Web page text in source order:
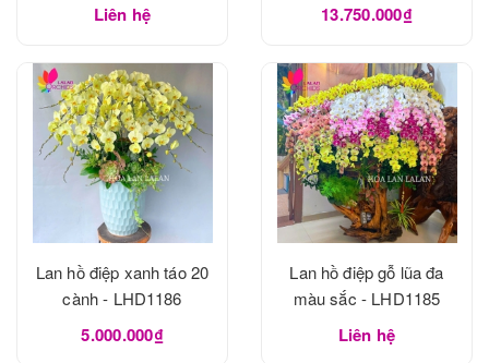
Liên hệ 13.750.000₫
Lan hồ điệp xanh táo 20
cành - LHD1186
5.000.000₫
Lan hồ điệp gỗ lũa đa
màu sắc - LHD1185
Liên hệ